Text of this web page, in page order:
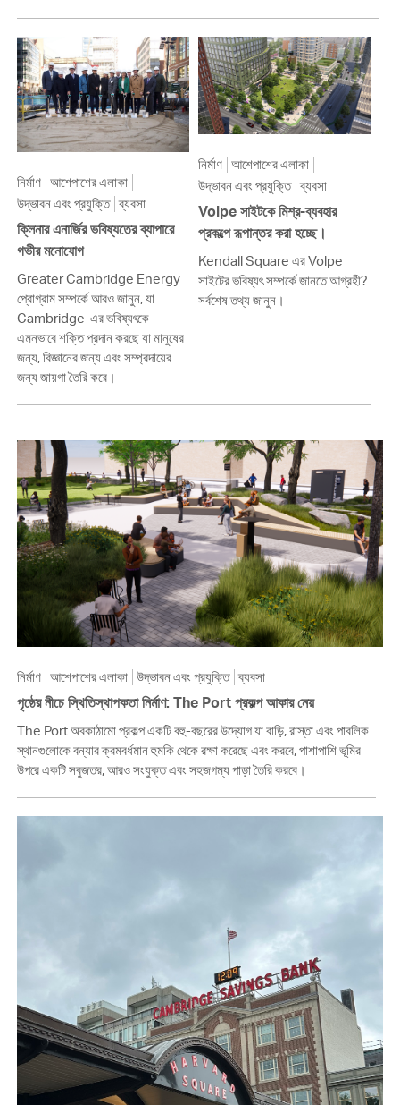
নির্মাণ আশেপাশের এলাকা
উদ্ভাবন এবং প্রযুক্তি ব্যবসা
ক্লিনার এনার্জির ভবিষ্যতের ব্যাপারে
গভীর মনোযোগ
Greater Cambridge Energy
প্রোগ্রাম সম্পর্কে আরও জানুন, যা
Cambridge-এর ভবিষ্যৎকে
এমনভাবে শক্তি প্রদান করছে যা মানুষের
জন্য, বিজ্ঞানের জন্য এবং সম্প্রদায়ের
জন্য জায়গা তৈরি করে।
নির্মাণ আশেপাশের এলাকা
উদ্ভাবন এবং প্রযুক্তি ব্যবসা
Volpe সাইটকে মিশ্র-ব্যবহার
প্রকল্পে রূপান্তর করা হচ্ছে।
Kendall Square এর Volpe
সাইটের ভবিষ্যৎ সম্পর্কে জানতে আগ্রহী?
সর্বশেষ তথ্য জানুন।
নির্মাণ আশেপাশের এলাকা উদ্ভাবন এবং প্রযুক্তি ব্যবসা
পৃষ্ঠের নীচে স্থিতিস্থাপকতা নির্মাণ: The Port প্রকল্প আকার নেয়
The Port অবকাঠামো প্রকল্প একটি বহু-বছরের উদ্যোগ যা বাড়ি, রাস্তা এবং পাবলিক
স্থানগুলোকে বন্যার ক্রমবর্ধমান হুমকি থেকে রক্ষা করেছে এবং করবে, পাশাপাশি ভূমির
উপরে একটি সবুজতর, আরও সংযুক্ত এবং সহজগম্য পাড়া তৈরি করবে।